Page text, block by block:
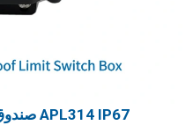
APL314 IP67 صندوق تبديل حد مقاوم للماء